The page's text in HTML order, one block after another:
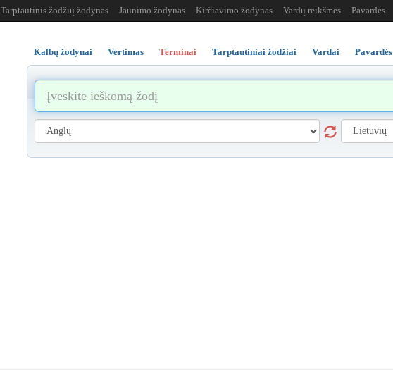
Tarptautinis žodžių žodynas Jaunimo žodynas Kirčiavimo žodynas Vardų reikšmės Pavardės
Kalbų žodynai Vertimas Terminai Tarptautiniai žodžiai Vardai Pavardės